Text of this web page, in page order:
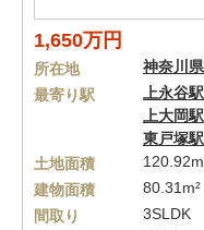
1,650万円
所在地 神奈川県
最寄り駅
上永谷駅
上大岡駅
東戸塚駅
土地面積
建物面積
80.31m²
間取り
3SLDK